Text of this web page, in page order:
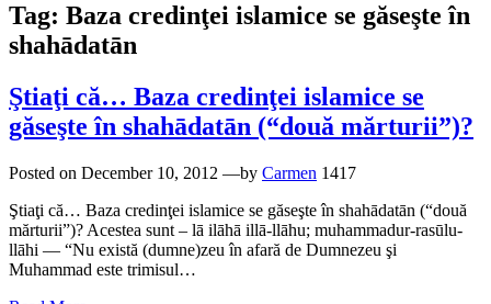
Tag: Baza credinţei islamice se găseşte în
shahādatān
Ştiaţi că… Baza credinţei islamice se
găseşte în shahādatān (“două mărturii”)?
Posted on December 10, 2012 —by Carmen 1417
Ştiaţi că… Baza credinţei islamice se găseşte în shahādatān (“două
mărturii”)? Acestea sunt – lā ilāhā illā-llāhu; muhammadur-rasūlu-
llāhi — “Nu există (dumne)zeu în afară de Dumnezeu şi
Muhammad este trimisul…